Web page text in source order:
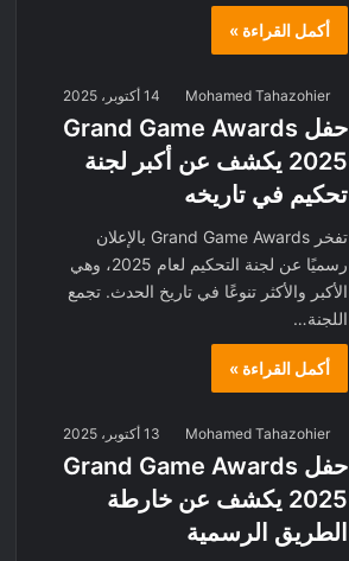
أكمل القراءة »
Mohamed Tahazohier 14 أكتوبر، 2025
حفل Grand Game Awards
2025 يكشف عن أكبر لجنة
تحكيم في تاريخه
تفخر Grand Game Awards بالإعلان
رسميًا عن لجنة التحكيم لعام 2025، وهي
الأكبر والأكثر تنوعًا في تاريخ الحدث. تجمع
اللجنة…
أكمل القراءة »
Mohamed Tahazohier 13 أكتوبر، 2025
حفل Grand Game Awards
2025 يكشف عن خارطة
الطريق الرسمية